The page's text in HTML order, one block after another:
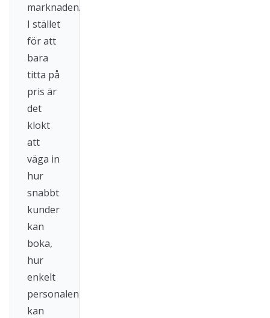
marknaden.
I stället
för att
bara
titta på
pris är
det
klokt
att
väga in
hur
snabbt
kunder
kan
boka,
hur
enkelt
personalen
kan